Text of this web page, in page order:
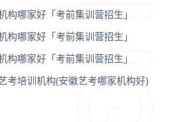
哪家好「考前集训营招生」
哪家好「考前集训营招生」
哪家好「考前集训营招生」
考培训机构(安徽艺考哪家机构好)